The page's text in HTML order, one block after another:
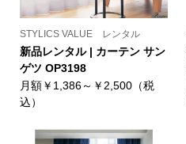
STYLICS VALUE レンタル
新品レンタル | カーテン サン
ゲツ OP3198
月額￥1,386～￥2,500（税
込）